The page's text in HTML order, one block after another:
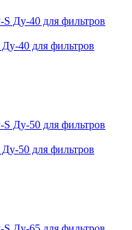
40 для фильтров
50 для фильтров